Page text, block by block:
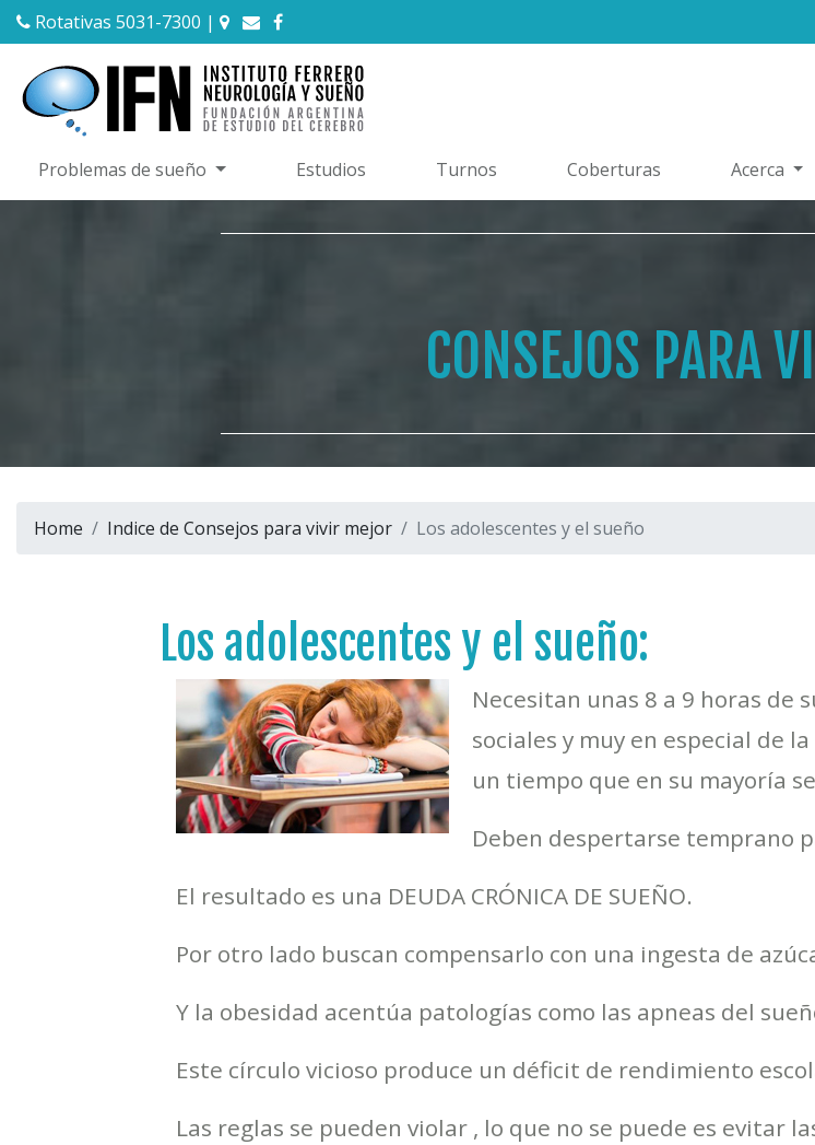
Rotativas 5031-7300 |
Problemas de sueño Estudios Turnos Coberturas Acerca
CONSEJOS PARA
Home Indice de Consejos para vivir mejor Los adolescentes y el sueño
Los adolescentes y el sueño:
Necesitan unas 8 a 9 horas de
sociales y muy en especial de
un tiempo que en su mayoría
Deben despertarse temprano
El resultado es una DEUDA CRÓNICA DE SUEÑO.
Por otro lado buscan compensarlo con una ingesta de
Y la obesidad acentúa patologías como las apneas del
Este círculo vicioso produce un déficit de rendimiento
Las reglas se pueden violar , lo que no se puede es evitar